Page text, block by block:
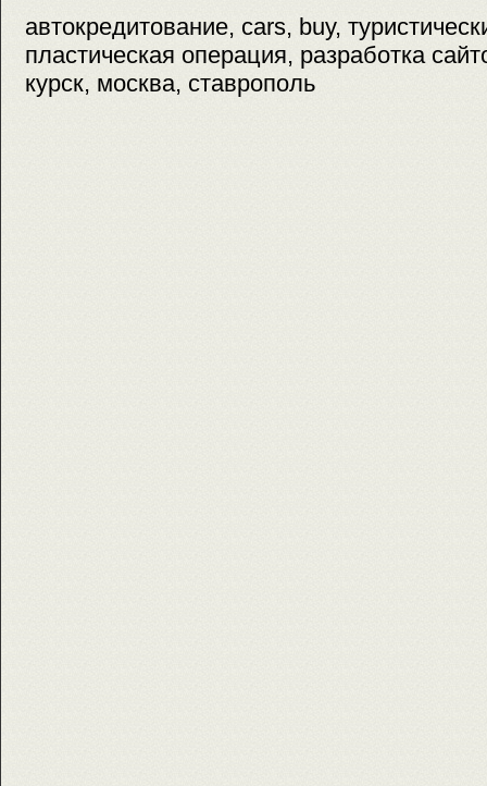
автокредитование, cars, buy,
пластическая операция, разработка
курск, москва, ставрополь